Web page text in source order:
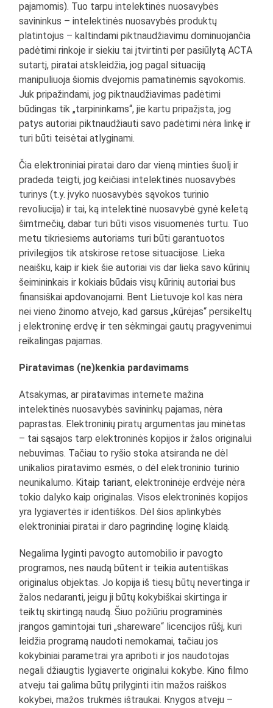
pajamomis). Tuo tarpu intelektinės nuosavybės
savininkus – intelektinės nuosavybės produktų
platintojus – kaltindami piktnaudžiavimu dominuojančia
padėtimi rinkoje ir siekiu tai įtvirtinti per pasiūlytą ACTA
sutartį, piratai atskleidžia, jog pagal situaciją
manipuliuoja šiomis dvejomis pamatinėmis sąvokomis.
Juk pripažindami, jog piktnaudžiavimas padėtimi
būdingas tik „tarpininkams“, jie kartu pripažįsta, jog
patys autoriai piktnaudžiauti savo padėtimi nėra linkę ir
turi būti teisėtai atlyginami.
Čia elektroniniai piratai daro dar vieną minties šuolį ir
pradeda teigti, jog keičiasi intelektinės nuosavybės
turinys (t.y. įvyko nuosavybės sąvokos turinio
revoliucija) ir tai, ką intelektinė nuosavybė gynė keletą
šimtmečių, dabar turi būti visos visuomenės turtu. Tuo
metu tikriesiems autoriams turi būti garantuotos
privilegijos tik atskirose retose situacijose. Lieka
neaišku, kaip ir kiek šie autoriai vis dar lieka savo kūrinių
šeimininkais ir kokiais būdais visų kūrinių autoriai bus
finansiškai apdovanojami. Bent Lietuvoje kol kas nėra
nei vieno žinomo atvejo, kad garsus „kūrėjas“ persikeltų
į elektroninę erdvę ir ten sėkmingai gautų pragyvenimui
reikalingas pajamas.
Piratavimas (ne)kenkia pardavimams
Atsakymas, ar piratavimas internete mažina
intelektinės nuosavybės savininkų pajamas, nėra
paprastas. Elektroninių piratų argumentas jau minėtas
– tai sąsajos tarp elektroninės kopijos ir žalos originalui
nebuvimas. Tačiau to ryšio stoka atsiranda ne dėl
unikalios piratavimo esmės, o dėl elektroninio turinio
neunikalumo. Kitaip tariant, elektroninėje erdvėje nėra
tokio dalyko kaip originalas. Visos elektroninės kopijos
yra lygiavertės ir identiškos. Dėl šios aplinkybės
elektroniniai piratai ir daro pagrindinę loginę klaidą.
Negalima lyginti pavogto automobilio ir pavogto
programos, nes naudą būtent ir teikia autentiškas
originalus objektas. Jo kopija iš tiesų būtų nevertinga ir
žalos nedaranti, jeigu ji būtų kokybiškai skirtinga ir
teiktų skirtingą naudą. Šiuo požiūriu programinės
įrangos gamintojai turi „shareware“ licencijos rūšį, kuri
leidžia programą naudoti nemokamai, tačiau jos
kokybiniai parametrai yra apriboti ir jos naudotojas
negali džiaugtis lygiaverte originalui kokybe. Kino filmo
atveju tai galima būtų prilyginti itin mažos raiškos
kokybei, mažos trukmės ištraukai. Knygos atveju –